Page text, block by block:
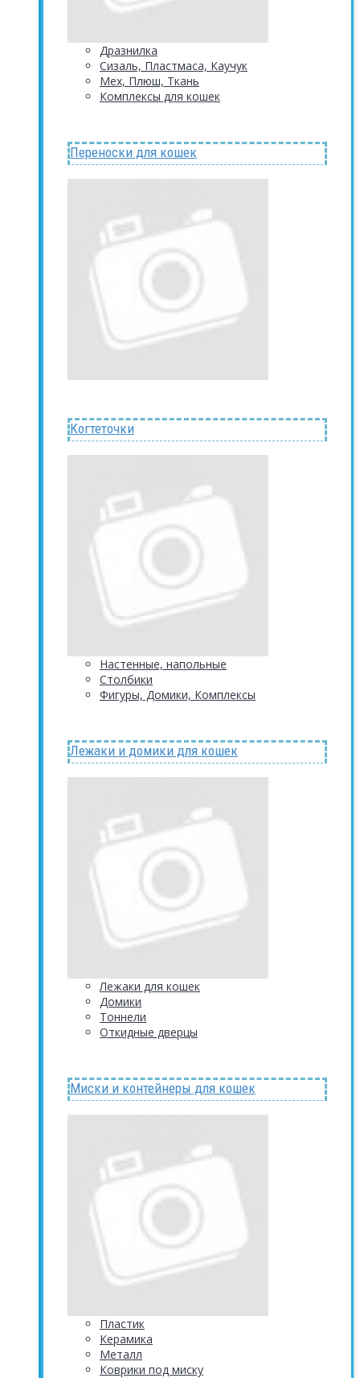
Дразнилка
Сизаль, Пластмаса, Каучук
Мех, Плюш, Ткань
Комплексы для кошек
Переноски для кошек
Когтеточки
Настенные, напольные
Столбики
Фигуры, Домики, Комплексы
Лежаки и домики для кошек
Лежаки для кошек
Домики
Тоннели
Откидные дверцы
Миски и контейнеры для кошек
Пластик
Керамика
Металл
Коврики под миску